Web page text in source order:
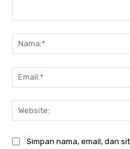
Simpan nama, email, dan